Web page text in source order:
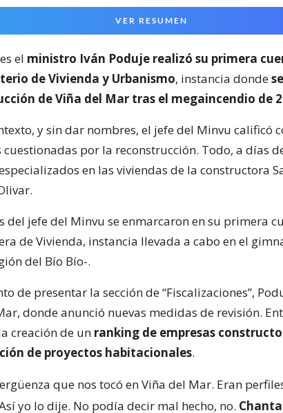
VER RESUMEN
el ministro Iván Poduje realizó su primera
de Vivienda y Urbanismo, instancia donde
de Viña del Mar tras el megaincendio de
y sin dar nombres, el jefe del Minvu calificó
cuestionadas por la reconstrucción. Todo, a días
en las viviendas de la constructora
del jefe del Minvu se enmarcaron en su primera
de Vivienda, instancia llevada a cabo en el
del Bío Bío-.
de presentar la sección de “Fiscalizaciones”,
donde anunció nuevas medidas de revisión.
creación de un ranking de empresas
de proyectos habitacionales.
que nos tocó en Viña del Mar. Eran
yo lo dije. No podía decir mal hecho, no.